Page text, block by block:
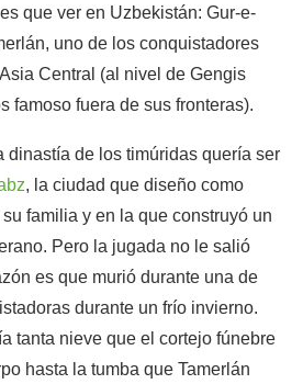
que ver en Uzbekistán: Gur-e-
uno de los conquistadores
Central (al nivel de Gengis
famoso fuera de sus fronteras).
dinastía de los timúridas quería ser
, la ciudad que diseño como
familia y en la que construyó un
Pero la jugada no le salió
es que murió durante una de
durante un frío invierno.
tanta nieve que el cortejo fúnebre
hasta la tumba que Tamerlán